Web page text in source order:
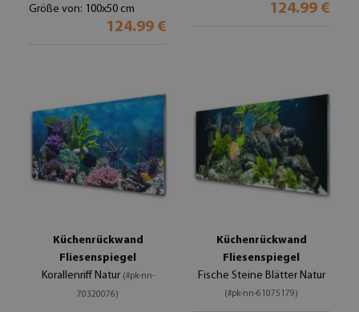
Größe von: 100x50 cm
124.99 €
124.99 €
Küchenrückwand
Fliesenspiegel
Korallenriff Natur (#pk-nn-
70320076)
Küchenrückwand
Fliesenspiegel
Fische Steine Blätter Natur
(#pk-nn-61075179)